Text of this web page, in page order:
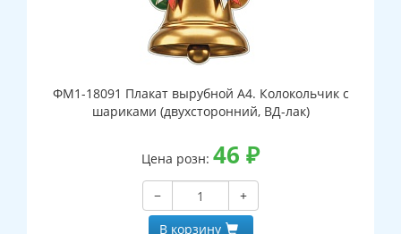
ФМ1-18091 Плакат вырубной А4. Колокольчик с
шариками (двухсторонний, ВД-лак)
Цена розн: 46 ₽
−
+
В корзину